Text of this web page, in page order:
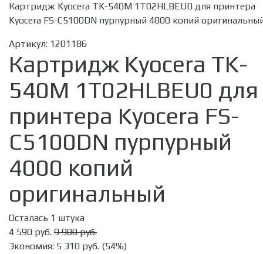
Картридж Kyocera TK-540M 1T02HLBEU0 для принтера
Kyocera FS-C5100DN пурпурный 4000 копий
Артикул: 1201186
Картридж Kyocera TK-
540M 1T02HLBEU0 для
принтера Kyocera FS-
C5100DN пурпурный
4000 копий
оригинальный
Осталась 1 штука
4 590 руб. 9 900 руб.
Экономия: 5 310 руб. (54%)